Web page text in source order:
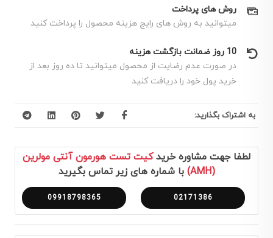
روش های پرداخت
میتوانید به روش های رایج هزینه محصول را پرداخت کنید
10 روز ضمانت بازگشت هزینه
در صورت عدم رضایت از محصول میتوانید تا ده روز بعد از
خرید پول خود را دریافت کنید
به اشتراک بگذارید:
لطفا جهت مشاوره خریدکیت تست هورمون آنتی مولرین
(AMH)
با شماره های زیر تماس بگیرید
02171386
09918798365